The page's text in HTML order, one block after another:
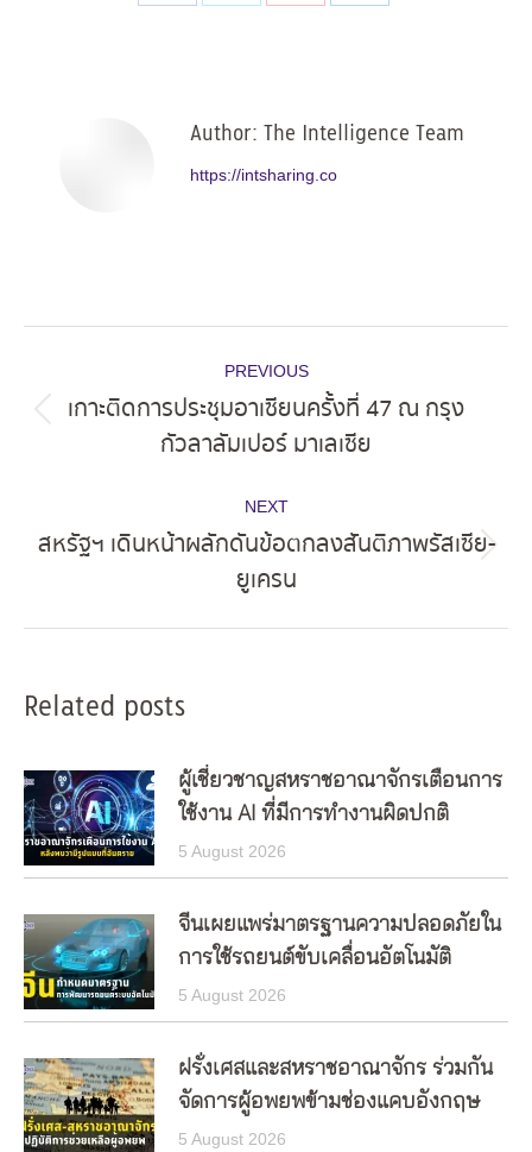
Share
Share
Share
Share
Author: The Intelligence Team
https://intsharing.co
navigation
PREVIOUS
post:
เกาะติดการประชุมอาเซียนครั้งที่ 47 ณ กรุง
กัวลาลัมเปอร์ มาเลเซีย
NEXT
post:
สหรัฐฯ เดินหน้าผลักดันข้อตกลงสันติภาพรัสเซีย-
ยูเครน
Related posts
ผู้เชี่ยวชาญสหราชอาณาจักรเตือนการ
ใช้งาน AI ที่มีการทำงานผิดปกติ
5 August 2026
จีนเผยแพร่มาตรฐานความปลอดภัยใน
การใช้รถยนต์ขับเคลื่อนอัตโนมัติ
5 August 2026
ฝรั่งเศสและสหราชอาณาจักร ร่วมกัน
จัดการผู้อพยพข้ามช่องแคบอังกฤษ
5 August 2026